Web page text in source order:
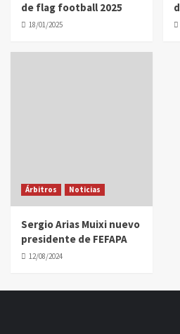
de flag football 2025
18/01/2025
Árbitros Noticias
Sergio Arias Muixi nuevo
presidente de FEFAPA
12/08/2024